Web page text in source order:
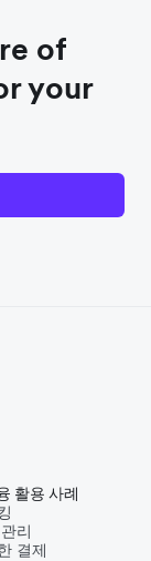
of
your
활용 사례
리
결제